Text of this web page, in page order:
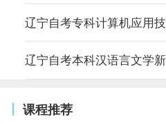
辽宁自考专科计算机应用
辽宁自考本科汉语言文学
课程推荐